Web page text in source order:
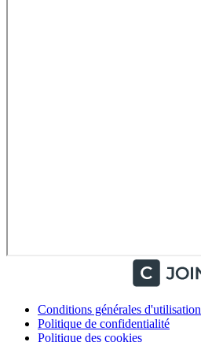
Conditions générales d'utilisation
Politique de confidentialité
Politique des cookies